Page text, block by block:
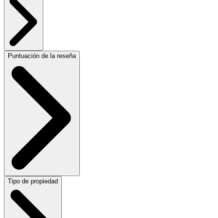
Puntuación de la reseña
Tipo de propiedad